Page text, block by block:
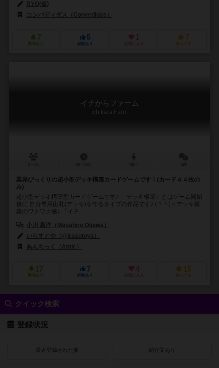
RYO(仮)
コンバディダス（Convedidas）
7
興味あり
5
経験あり
1
お気に入り
7
持ってる
イチからファーム
Ichikara Farm
業界びっくりの超小型デッキ構築カードゲームです！(カード４４枚の
み)
超小型デッキ構築型カードゲームです♪ 「デッキ構築」とはゲーム開始
後に 自分専用山札(デッキ)を作るタイプの作品です♪ (＾＾)＜デッキ構
築のワクワク感♪ 「イチ...
小川 昌洋（Masahiro Ogawa）
いらすとや（@irasutoya）
あんちっく（Antic）
17
興味あり
7
経験あり
4
お気に入り
15
持ってる
クイック検索
登録状況
最近登録された順 紹介文あり